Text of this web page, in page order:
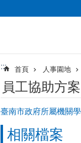
::: 首頁 人事園地
員工協助方案
臺南市政府所屬機關
相關檔案